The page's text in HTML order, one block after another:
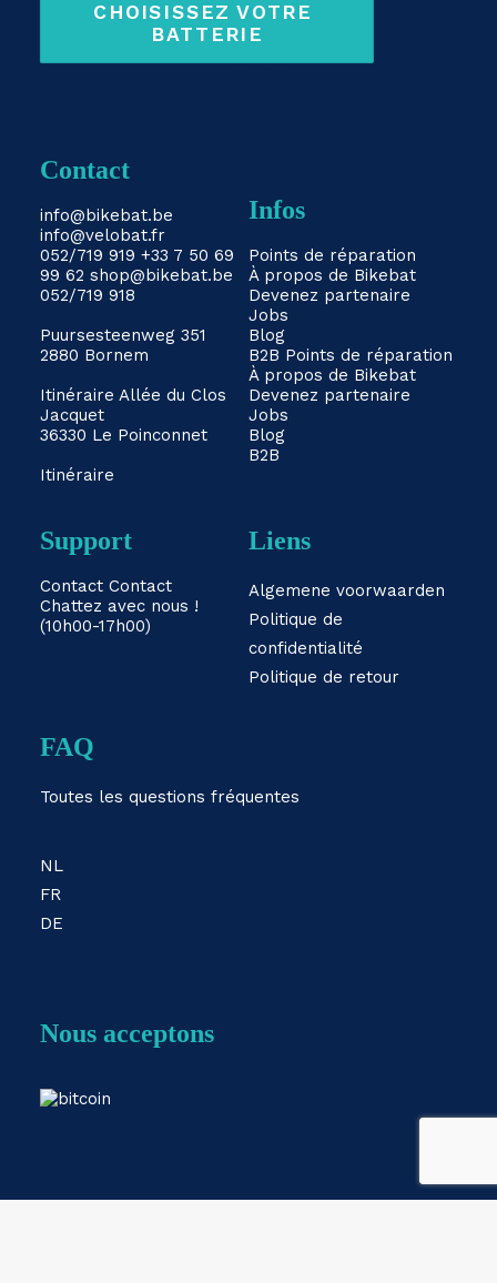
CHOISISSEZ VOTRE
BATTERIE
Contact
info@bikebat.be
info@velobat.fr
052/719 919 +33 7 50 69
99 62 shop@bikebat.be
052/719 918
Puursesteenweg 351
2880 Bornem
Itinéraire Allée du Clos
Jacquet
36330 Le Poinconnet
Itinéraire
Infos
Points de réparation
À propos de Bikebat
Devenez partenaire
Jobs
Blog
B2B Points de réparation
À propos de Bikebat
Devenez partenaire
Jobs
Blog
B2B
Support
Contact Contact
Chattez avec nous !
(10h00-17h00)
Liens
Algemene voorwaarden
Politique de
confidentialité
Politique de retour
FAQ
Toutes les questions fréquentes
NL
FR
DE
Nous acceptons